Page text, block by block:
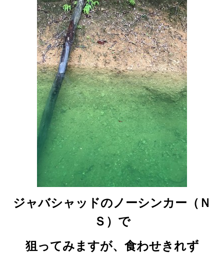
ジャバシャッドのノーシンカー（Ｎ
Ｓ）で
狙ってみますが、食わせきれず